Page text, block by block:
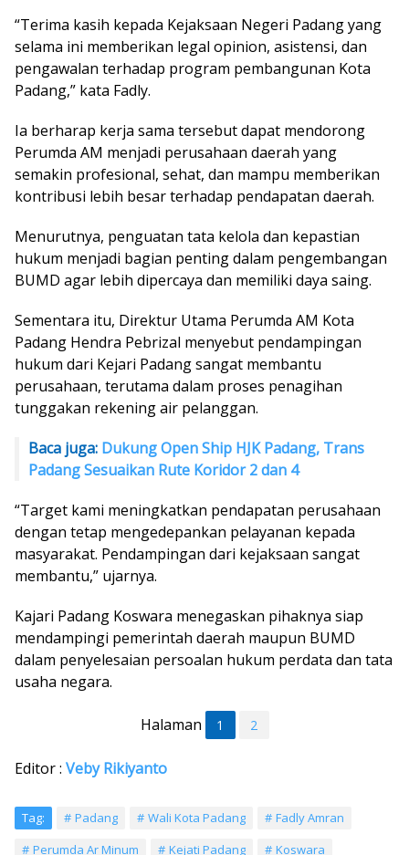
“Terima kasih kepada Kejaksaan Negeri Padang yang
selama ini memberikan legal opinion, asistensi, dan
pengawalan terhadap program pembangunan Kota
Padang,” kata Fadly.
Ia berharap kerja sama tersebut dapat mendorong
Perumda AM menjadi perusahaan daerah yang
semakin profesional, sehat, dan mampu memberikan
kontribusi lebih besar terhadap pendapatan daerah.
Menurutnya, penguatan tata kelola dan kepastian
hukum menjadi bagian penting dalam pengembangan
BUMD agar lebih dipercaya dan memiliki daya saing.
Sementara itu, Direktur Utama Perumda AM Kota
Padang Hendra Pebrizal menyebut pendampingan
hukum dari Kejari Padang sangat membantu
perusahaan, terutama dalam proses penagihan
tunggakan rekening air pelanggan.
Baca juga: Dukung Open Ship HJK Padang, Trans
Padang Sesuaikan Rute Koridor 2 dan 4
“Target kami meningkatkan pendapatan perusahaan
dengan tetap mengedepankan pelayanan kepada
masyarakat. Pendampingan dari kejaksaan sangat
membantu,” ujarnya.
Kajari Padang Koswara menegaskan pihaknya siap
mendampingi pemerintah daerah maupun BUMD
dalam penyelesaian persoalan hukum perdata dan tata
usaha negara.
Halaman 1 2
Editor : Veby Rikiyanto
Tag: Padang Wali Kota Padang
Fadly Amran
Perumda Ar Minum
Kejati Padang Koswara